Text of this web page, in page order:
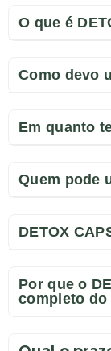
O que é
Como devo
Em quanto
Quem pode
DETOX
Por que o
completo do